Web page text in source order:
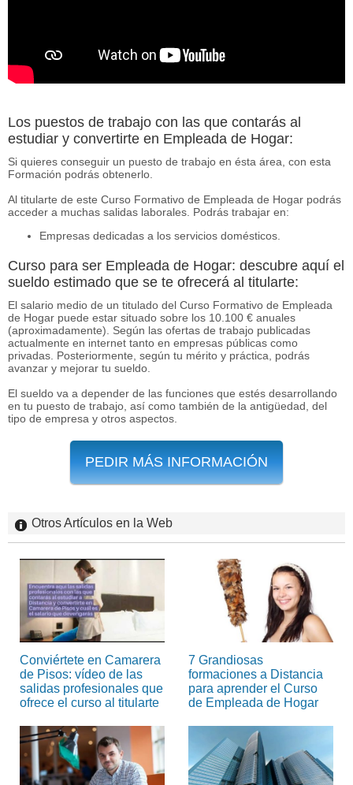
Los puestos de trabajo con las que contarás al
estudiar y convertirte en Empleada de Hogar:
Si quieres conseguir un puesto de trabajo en ésta área, con esta
Formación podrás obtenerlo.
Al titularte de este Curso Formativo de Empleada de Hogar podrás
acceder a muchas salidas laborales. Podrás trabajar en:
Empresas dedicadas a los servicios domésticos.
Curso para ser Empleada de Hogar: descubre aquí el
sueldo estimado que se te ofrecerá al titularte:
El salario medio de un titulado del Curso Formativo de Empleada
de Hogar puede estar situado sobre los 10.100 € anuales
(aproximadamente). Según las ofertas de trabajo publicadas
actualmente en internet tanto en empresas públicas como
privadas. Posteriormente, según tu mérito y práctica, podrás
avanzar y mejorar tu sueldo.
El sueldo va a depender de las funciones que estés desarrollando
en tu puesto de trabajo, así como también de la antigüedad, del
tipo de empresa y otros aspectos.
PEDIR MÁS INFORMACIÓN
Otros Artículos en la Web
Conviértete en Camarera
de Pisos: vídeo de las
salidas profesionales que
ofrece el curso al titularte
7 Grandiosas
formaciones a Distancia
para aprender el Curso
de Empleada de Hogar